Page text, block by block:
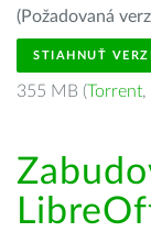
(Požadovaná
STIAHNUŤ
355 MB (Torrent,